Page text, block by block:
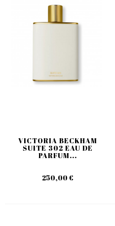
VICTORIA BECKHAM
SUITE 302 EAU DE
PARFUM...
250,00 €